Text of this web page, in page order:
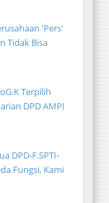
'Pers'
Tidak Bisa
Terpilih
DPD AMPI
DPD-F.SPTI-
Fungsi, Kami